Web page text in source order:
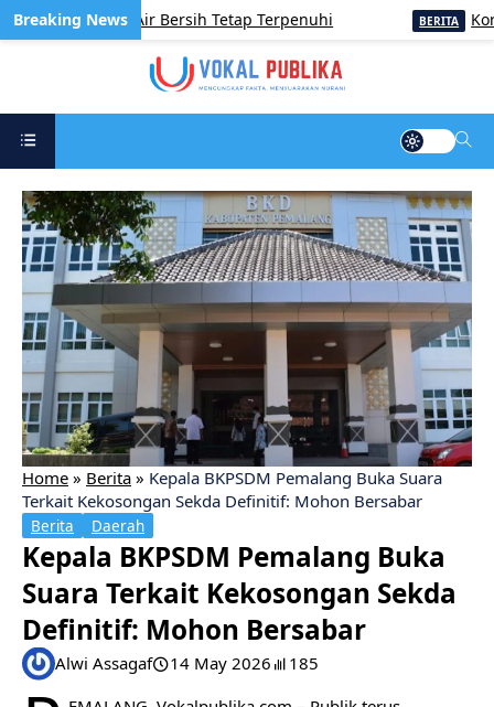
Air Bersih Tetap Terpenuhi Korve
Home » Berita » Kepala BKPSDM Pemalang Buka Suara
Terkait Kekosongan Sekda Definitif: Mohon Bersabar
Berita Daerah
Kepala BKPSDM Pemalang Buka
Suara Terkait Kekosongan Sekda
Definitif: Mohon Bersabar
Alwi Assagaf 14 May 2026 185